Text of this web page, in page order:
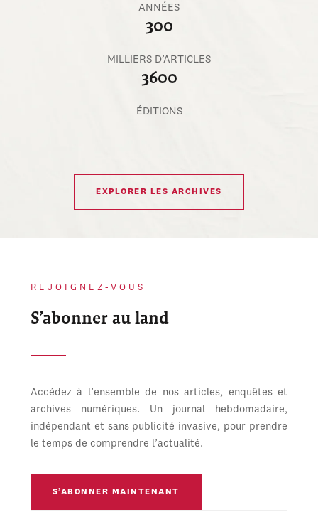
ANNÉES
300
MILLIERS D’ARTICLES
3600
ÉDITIONS
EXPLORER LES ARCHIVES
REJOIGNEZ-VOUS
S’abonner au land
Accédez à l’ensemble de nos articles, enquêtes et
archives numériques. Un journal hebdomadaire,
indépendant et sans publicité invasive, pour prendre
le temps de comprendre l’actualité.
S’ABONNER MAINTENANT